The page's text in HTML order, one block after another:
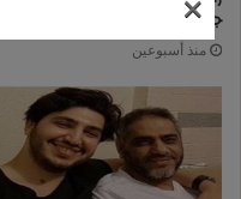
جنيه - أخبار العالم
منذ أسبوعين